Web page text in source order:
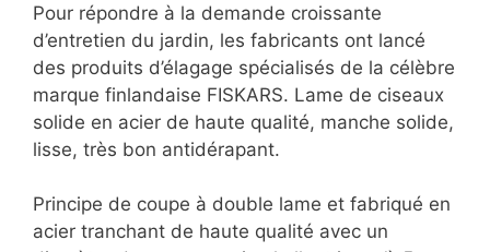
Pour répondre à la demande croissante
d’entretien du jardin, les fabricants ont lancé
des produits d’élagage spécialisés de la célèbre
marque finlandaise FISKARS. Lame de ciseaux
solide en acier de haute qualité, manche solide,
lisse, très bon antidérapant.
Principe de coupe à double lame et fabriqué en
acier tranchant de haute qualité avec un